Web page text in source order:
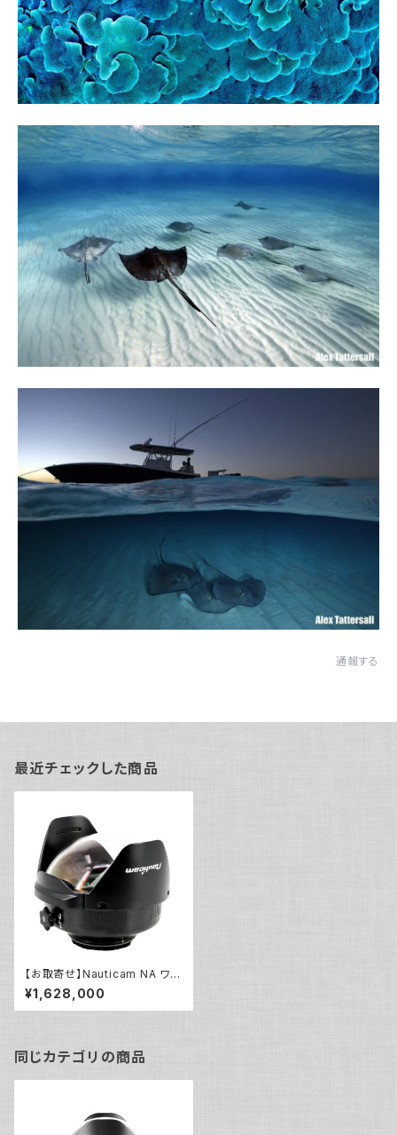
通報する
最近チェックした商品
【お取寄せ】Nauticam NA ワイ
ドアングルコンバージョンポート
2 X0.57 (WACP-2) [21203]
¥1,628,000
同じカテゴリの商品